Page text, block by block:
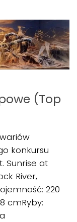
(Top
konkursu
Sunrise at
River,
220
cmRyby: